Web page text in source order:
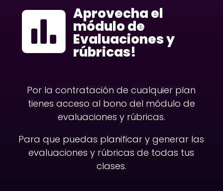
 Aprovecha el
módulo de
Evaluaciones y
rúbricas!
Por la contratación de cualquier plan
tienes acceso al bono del módulo de
evaluaciones y rúbricas.
Para que puedas planificar y generar las
evaluaciones y rúbricas de todas tus
clases.